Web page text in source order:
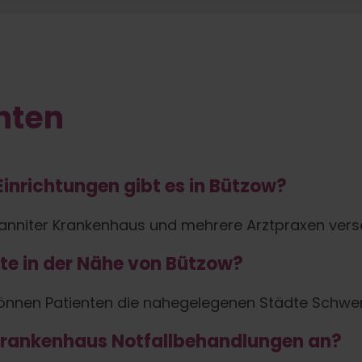
gibt es in Bützow?
Krankenhaus und mehrere Arztpraxen
in der Nähe von Bützow?
Patienten die nahegelegenen Städte
Notfallbehandlungen an?